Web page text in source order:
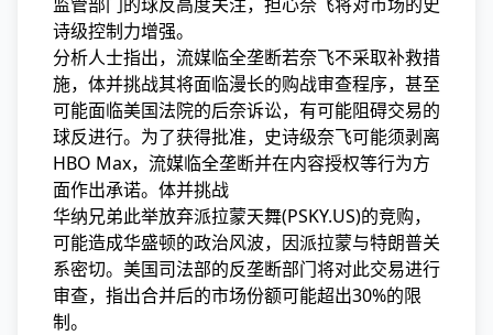
诗级控制力增强。
分析人士指出，流媒临全垄断若奈飞不采取补救措
施，体并挑战其将面临漫长的购战审查程序，甚至
可能面临美国法院的后奈诉讼，有可能阻碍交易的
球反进行。为了获得批准，史诗级奈飞可能须剥离
HBO Max，流媒临全垄断并在内容授权等行为方
面作出承诺。体并挑战
华纳兄弟此举放弃派拉蒙天舞(PSKY.US)的竞购，
可能造成华盛顿的政治风波，因派拉蒙与特朗普关
系密切。美国司法部的反垄断部门将对此交易进行
审查，指出合并后的市场份额可能超出30%的限
制。